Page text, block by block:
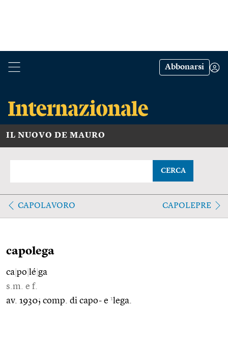
Abbonarsi
IL NUOVO DE MAURO
CERCA
CAPOLAVORO CAPOLEPRE
capolega
ca po lé ga
s.m. e f.
av. 1930; comp. di capo- e 1lega.